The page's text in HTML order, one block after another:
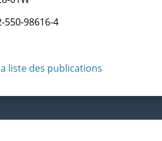
550-98616-4
liste des publications